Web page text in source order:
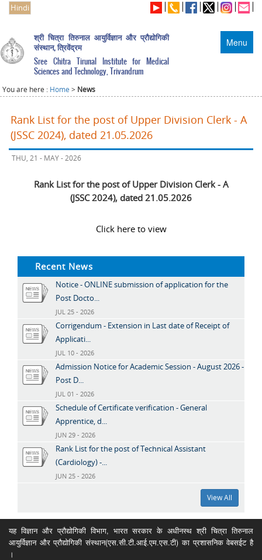
Hindi
Menu
श्री चित्रा तिरुनाल आयुर्विज्ञान और प्रौद्योगिकी
संस्थान, त्रिवेंद्रम
Sree Chitra Tirunal Institute for Medical
Sciences and Technology, Trivandrum
You are here : Home > News
Rank List for the post of Upper Division Clerk - A
(JSSC 2024), dated 21.05.2026
THU, 21 - MAY - 2026
Rank List for the post of Upper Division Clerk - A
(JSSC 2024), dated 21.05.2026
Click here to view
Recent News
Notice - ONLINE submission of application for the
Post Docto...
JUL 25 - 2026
Corrigendum - Extension in Last date of Receipt of
Applicati...
JUL 10 - 2026
Admission Notice for Academic Session - August 2026 -
Post D...
JUL 01 - 2026
Schedule of Certificate verification - General
Apprentice, d...
JUN 29 - 2026
Rank List for the post of Technical Assistant
(Cardiology) -...
JUN 25 - 2026
View All
यह विज्ञान और प्रौद्योगिकी विभाग, भारत सरकार के अधीनस्थ श्री चित्रा तिरुनाल
आयुर्विज्ञान और प्रौद्योगिकी संस्थान(एस.सी.टी.आई.एम.एस.टी) का प्रशासनिक वेबसईट है
।